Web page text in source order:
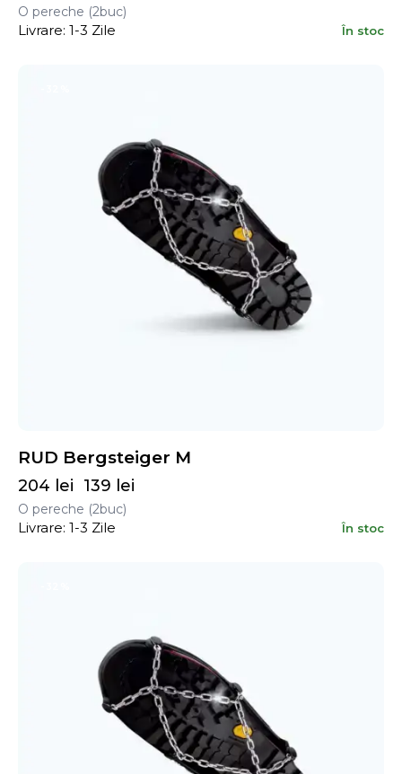
O pereche (2buc)
Livrare: 1-3 Zile
În stoc
RUD Bergsteiger M
204 lei 139 lei
O pereche (2buc)
Livrare: 1-3 Zile
În stoc